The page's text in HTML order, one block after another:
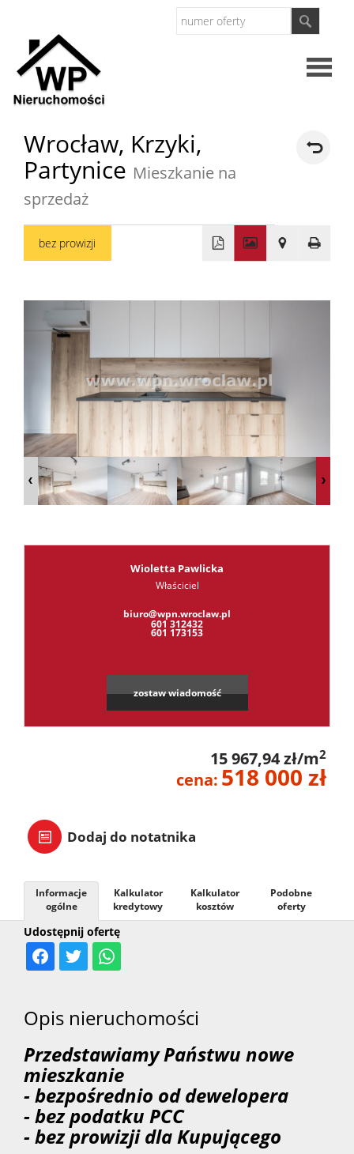
Wrocław, Krzyki,
Partynice Mieszkanie na
sprzedaż
bez prowizji
−
Wioletta Pawlicka
Właściciel
biuro@wpn.wroclaw.pl
601 312432
601 173153
zostaw wiadomość
15 967,94 zł/m2
cena: 518 000 zł
Dodaj do notatnika
Udostępnij ofertę
Informacje
ogólne
Kalkulator
kredytowy
Kalkulator
kosztów
Podobne
oferty
Opis nieruchomości
Przedstawiamy Państwu nowe
mieszkanie
- bezpośrednio od dewelopera
- bez podatku PCC
- bez prowizji dla Kupującego